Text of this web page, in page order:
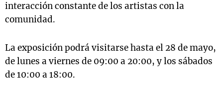
interacción constante de los artistas con la
comunidad.
La exposición podrá visitarse hasta el 28 de mayo,
de lunes a viernes de 09:00 a 20:00, y los sábados
de 10:00 a 18:00.